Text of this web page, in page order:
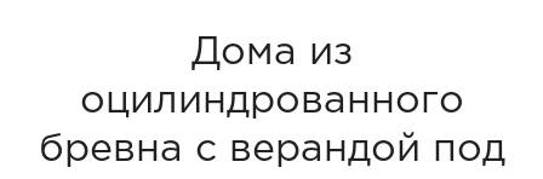
Дома из
оцилиндрованного
бревна с верандой под